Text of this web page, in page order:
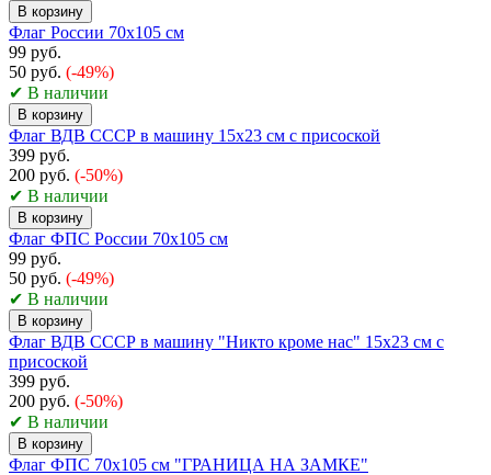
В корзину
Флаг России 70x105 см
99 руб.
50 руб. (-49%)
✔ В наличии
В корзину
Флаг ВДВ СССР в машину 15x23 см с присоской
399 руб.
200 руб. (-50%)
✔ В наличии
В корзину
Флаг ФПС России 70х105 см
99 руб.
50 руб. (-49%)
✔ В наличии
В корзину
Флаг ВДВ СССР в машину "Никто кроме нас" 15x23 см с
присоской
399 руб.
200 руб. (-50%)
✔ В наличии
В корзину
Флаг ФПС 70х105 см "ГРАНИЦА НА ЗАМКЕ"